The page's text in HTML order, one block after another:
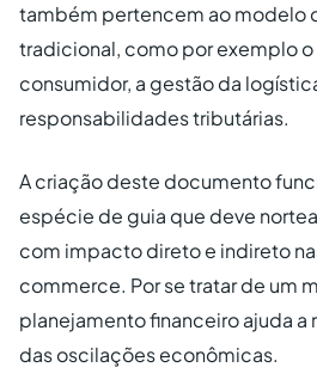
também pertencem ao modelo
tradicional, como por exemplo
consumidor, a gestão da
responsabilidades tributárias.
A criação deste documento
espécie de guia que deve
com impacto direto e indireto
commerce. Por se tratar de um
planejamento financeiro ajuda a
das oscilações econômicas.